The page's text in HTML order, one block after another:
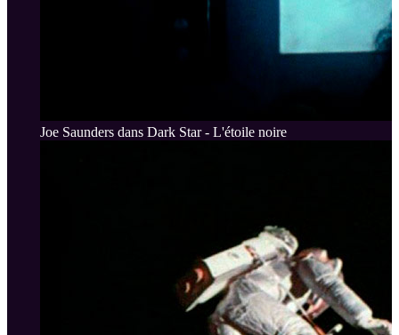
Joe Saunders dans Dark Star - L'étoile noire